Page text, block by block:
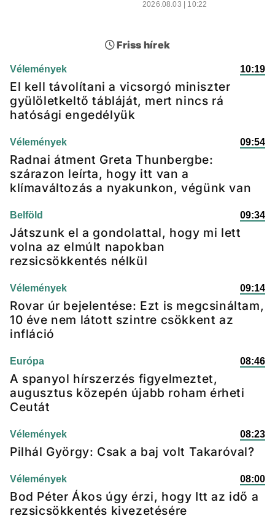
2026.08.03 | 10:22
Friss hírek
Vélemények 10:19
El kell távolítani a vicsorgó miniszter
gyülöletkeltő tábláját, mert nincs rá
hatósági engedélyük
Vélemények 09:54
Radnai átment Greta Thunbergbe:
szárazon leírta, hogy itt van a
klímaváltozás a nyakunkon, végünk van
Belföld 09:34
Játszunk el a gondolattal, hogy mi lett
volna az elmúlt napokban
rezsicsökkentés nélkül
Vélemények 09:14
Rovar úr bejelentése: Ezt is megcsináltam,
10 éve nem látott szintre csökkent az
infláció
Európa 08:46
A spanyol hírszerzés figyelmeztet,
augusztus közepén újabb roham érheti
Ceutát
Vélemények 08:23
Pilhál György: Csak a baj volt Takaróval?
Vélemények 08:00
Bod Péter Ákos úgy érzi, hogy Itt az idő a
rezsicsökkentés kivezetésére